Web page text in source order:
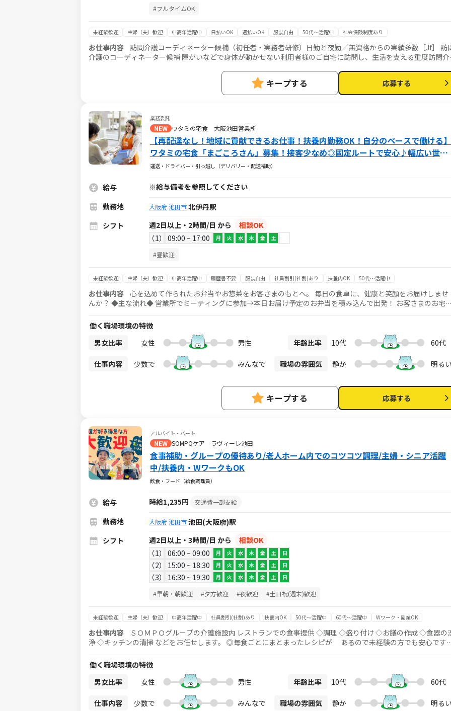
#フルタイムOK
未経験歓迎 主婦（夫）歓迎 中高年活躍中 日払いOK 週払いOK 服装自由 50代～活躍中 社会保険制度あり
お仕事内容 訪問介護コーディネーター候補（初任者・実務者研修）日勤と夜勤／無資格からの実績多数［Jf］ 訪
介護のコーディネーター候補 障がいなどで身体が動かせない利用者様のご自宅に訪問し、生活を支える重度訪問介
用者様の生活を支える大切なお仕事です。 ※日勤と夜勤月12回程度 ◎コーディネーター業務 一緒にお仕事をするス
タッフさんのシフト管理や教育など働きやすい環境を整えるお仕事を主にお願いします。 質問や相談などを気軽に
受けられる頼られる社員さんとして活躍してください！ ■介護スタッフのフォロー・指導・育成・ケア ■ご家族と
勤スタッフの採用 など ◎ケア業務 ■見守り・対話：状態の変化に気を配りながらの安全管理 ■生活介助： 家事援
助（洗濯、掃除、料理など） ■身体介護： 起床・就寝・入浴・食事の介助など ■医療的ケア： たんの吸引、経管
養（胃ろう・腸ろう） など ※詳細は面談時にお伝えします ◎最初は先輩スタッフが必ず同行し、業務の流れや
注意点を徹底的に指導します。未経験の方もプロとして成長できます。
キープする 応募する
業務委託
NEW ワタミの宅食 大阪池田営業所
【再配達なし！地域に貢献できるお仕事！扶養内勤務OK！自分のペースで働ける】
ワタミの宅食「まごころさん」募集！接客少なめ◎固定ルートで安心♪幅広い世代
の方が活躍されています！！
運送・ドライバー・引っ越し（デリバリー・配送補助）
給与
※給与備考を参照してください
勤務地
大阪府 池田市北伊丹駅
シフト
週2日以上・2時間/日 から
相談OK
1
09:00 ~ 17:00 月 火 水 木 金 土
#昼歓迎
未経験歓迎 主婦（夫）歓迎 中高年活躍中 履歴書不要 服装自由 社員割引(社割)あり 扶養内OK 50代～活躍中
お仕事内容 心を込めて作られたお弁当やお惣菜をお客さまのもとへ。 毎日の食卓に、健康と笑顔をお届けしませ
んか？ ◆主な流れ◆ 営業所でミーティングに参加→本日お届け予定のお弁当を積み込んで出発！ お客さまのお宅へ
ので、ご夫婦で一緒にお仕事をすることも可能です。 ご高齢の一人暮らしの方や、お仕事や子育てなどでお忙しい
方々に 「美味しかった♪」「いつもありがとう！」と、 声をかけて頂けることも多く、やりがいを感じられるお仕
事です。 【60代以上の方、主婦さん多数活躍中！】 ・適度に身体を動かすので、健康的に働けます！ ・9:00～
17:00の間で2時間～と適度に勤務いただけます！ ・ご夫婦やお子さま連れでのお仕事も可能！ ・業務委託やお客様
と接するお仕事が初めての方もご安心ください！本部スタッフがフォローいたします！ ◆「ワタミの宅食」では…
日替弁当やお惣菜をお届けする宅配スタッフを 「まごころさん」「まごころスタッフ」 と、お呼びしています。
働く職場環境の特徴
男女比率
女性 男性 年齢比率 10代 60代
仕事内容 少数で みんなで 職場の雰囲気 静か 明る
キープする 応募する
アルバイト・パート
NEW SOMPOケア ラヴィーレ池田
食事補助・グループの優待あり/老人ホーム内でのコツコツ調理/主婦・シニア活躍
中/扶養内・WワークもOK
飲食・フード（給食調理員）
給与 時給1,235円 交通費一部支給
勤務地 大阪府 池田市池田(大阪府)駅
シフト
週2日以上・3時間/日 から
相談OK
1
06:00 ~ 09:00 月 火 水 木 金 土 日
2 15:00 ~ 18:30 月 火 水 木 金 土 日
3 16:30 ~ 19:30 月 火 水 木 金 土 日
#早朝・朝歓迎 #夕方歓迎 #夜歓迎 #土日祝(週末)歓迎
未経験歓迎 主婦（夫）歓迎 中高年活躍中 社員割引(社割)あり 扶養内OK 50代～活躍中 60代～活躍中 Wワーク・副業OK
お仕事内容
ＳＯＭＰＯグループの介護施設内 レストランでの食事提供 ◇調理 ◇盛り付け ◇お膳の作成 ◇食器の洗
浄 ◇キッチンの清掃 などをお任せします。 ◎毎食ごとにまとまったレシピが あるので未経験の方でも安心です！
働く職場環境の特徴
男女比率
女性 男性 年齢比率 10代 60代
仕事内容 少数で みんなで 職場の雰囲気 静か 明る